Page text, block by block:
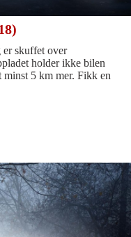
er skuffet over
holder ikke bilen
minst 5 km mer. Fikk en